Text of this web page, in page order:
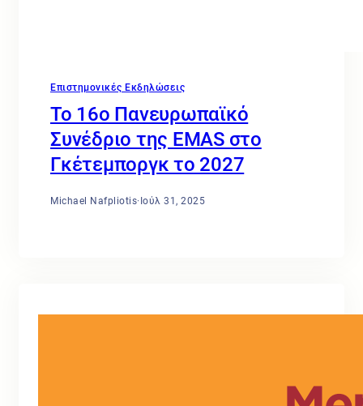
Επιστημονικές Εκδηλώσεις
Το 16ο Πανευρωπαϊκό
Συνέδριο της EMAS στο
Γκέτεμποργκ το 2027
Michael Nafpliotis· Ιούλ 31, 2025